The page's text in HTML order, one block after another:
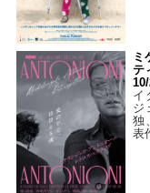
ミ
テ
イ
ジ
独
表